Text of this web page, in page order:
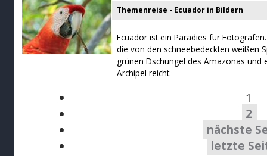
Themenreise - Ecuador in Bildern
Ecuador ist ein Paradies für
die von den schneebedeckten weißen
grünen Dschungel des Amazonas und
Archipel reicht.
1
2
nächste
letzte